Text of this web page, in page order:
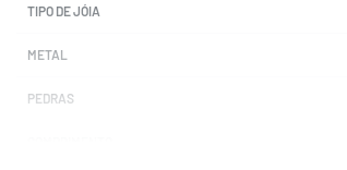
TIPO DE JÓIA
METAL
PEDRAS